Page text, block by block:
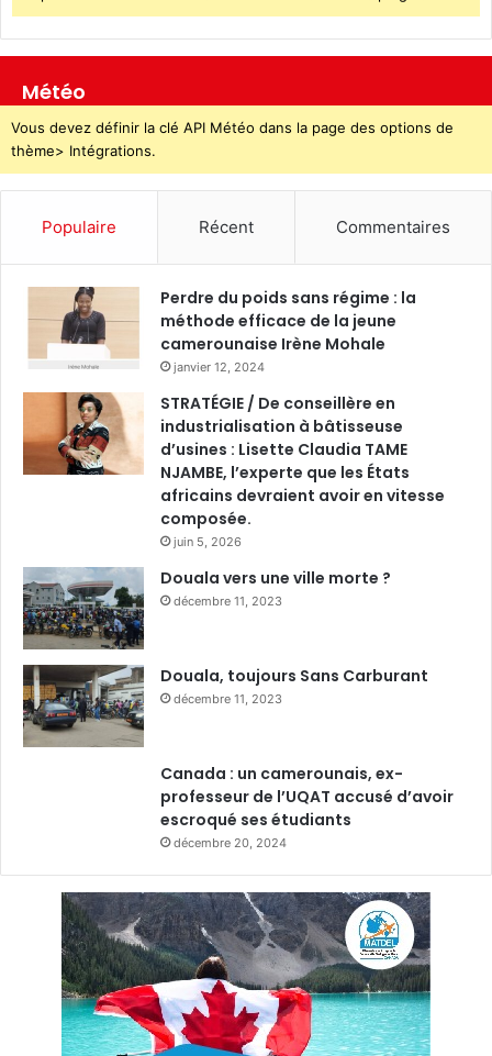
Météo
Vous devez définir la clé API Météo dans la page des options de
thème> Intégrations.
Populaire Récent Commentaires
Perdre du poids sans régime : la
méthode efficace de la jeune
camerounaise Irène Mohale
janvier 12, 2024
STRATÉGIE / De conseillère en
industrialisation à bâtisseuse
d’usines : Lisette Claudia TAME
NJAMBE, l’experte que les États
africains devraient avoir en vitesse
composée.
juin 5, 2026
Douala vers une ville morte ?
décembre 11, 2023
Douala, toujours Sans Carburant
décembre 11, 2023
Canada : un camerounais, ex-
professeur de l’UQAT accusé d’avoir
escroqué ses étudiants
décembre 20, 2024